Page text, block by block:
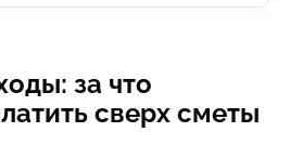
за что
сверх сметы